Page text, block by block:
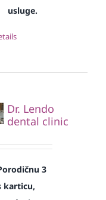
usluge.
Dr. Lendo
dental clinic
3
karticu,